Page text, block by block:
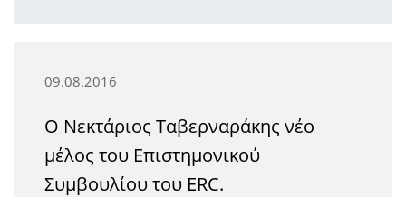
09.08.2016
Ο Νεκτάριος Ταβερναράκης νέο
μέλος του Επιστημονικού
Συμβουλίου του ERC.